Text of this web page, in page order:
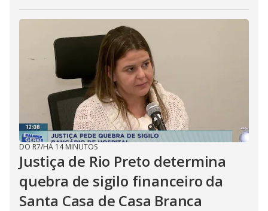
DO R7/HÁ 14 MINUTOS
Justiça de Rio Preto determina
quebra de sigilo financeiro da
Santa Casa de Casa Branca